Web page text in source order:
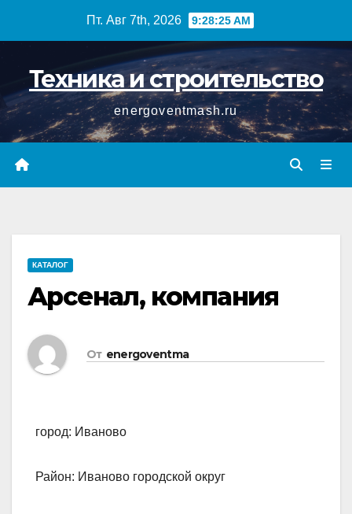
Пт. Авг 7th, 2026 9:28:25 AM
Техника и строительство
energoventmash.ru
КАТАЛОГ
Арсенал, компания
От energoventma
город: Иваново
Район: Иваново городской округ